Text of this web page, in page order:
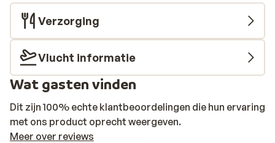
Verzorging
Vlucht informatie
Wat gasten vinden
Dit zijn 100% echte klantbeoordelingen die hun ervaring
met ons product oprecht weergeven.
Meer over reviews